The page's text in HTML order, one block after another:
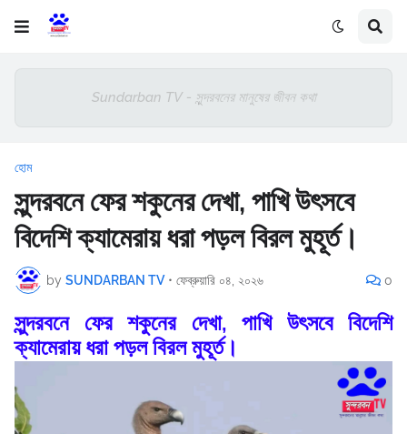
Sundarban TV - সুন্দরবনের মানুষের জীবন কথা
হোম
সুন্দরবনে ফের শকুনের দেখা, পাখি উৎসবে
বিদেশি ক্যামেরায় ধরা পড়ল বিরল মুহূর্ত।
by SUNDARBAN TV • ফেব্রুয়ারি ০৪, ২০২৬ 0
সুন্দরবনে ফের শকুনের দেখা, পাখি উৎসবে বিদেশি
ক্যামেরায় ধরা পড়ল বিরল মুহূর্ত।